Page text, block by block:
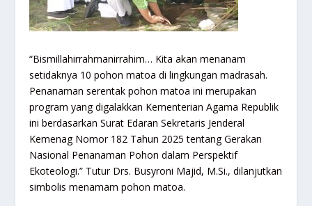
“Bismillahirrahmanirrahim… Kita akan menanam
setidaknya 10 pohon matoa di lingkungan madrasah.
Penanaman serentak pohon matoa ini merupakan
program yang digalakkan Kementerian Agama Republik
ini berdasarkan Surat Edaran Sekretaris Jenderal
Kemenag Nomor 182 Tahun 2025 tentang Gerakan
Nasional Penanaman Pohon dalam Perspektif
Ekoteologi.” Tutur Drs. Busyroni Majid, M.Si., dilanjutkan
simbolis menamam pohon matoa.